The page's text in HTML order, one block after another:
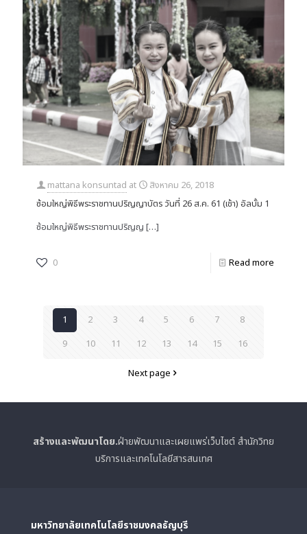
mattana konsuntad at
สิงหาคม 26, 2018
ซ้อมใหญ่พิธีพระราชทานปริญญาบัตร วันที่ 26 ส.ค. 61 (เช้า) อัลบั้ม 1
ซ้อมใหญ่พิธีพระราชทานปริญญ […]
0 Read more
1 2 3 4 5 6 7
8
9
10 11 12 13 14 15 16
Next page
สร้างและพัฒนาโดย.ฝ่ายพัฒนาและเผยแพร่เว็บไซต์ สำนักวิทย
บริการและเทคโนโลยีสารสนเทศ
มหาวิทยาลัยเทคโนโลยีราชมงคลธัญบุรี